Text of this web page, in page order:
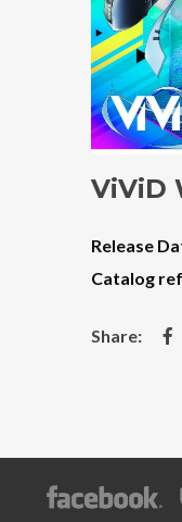
ViViD
Release
Catalog